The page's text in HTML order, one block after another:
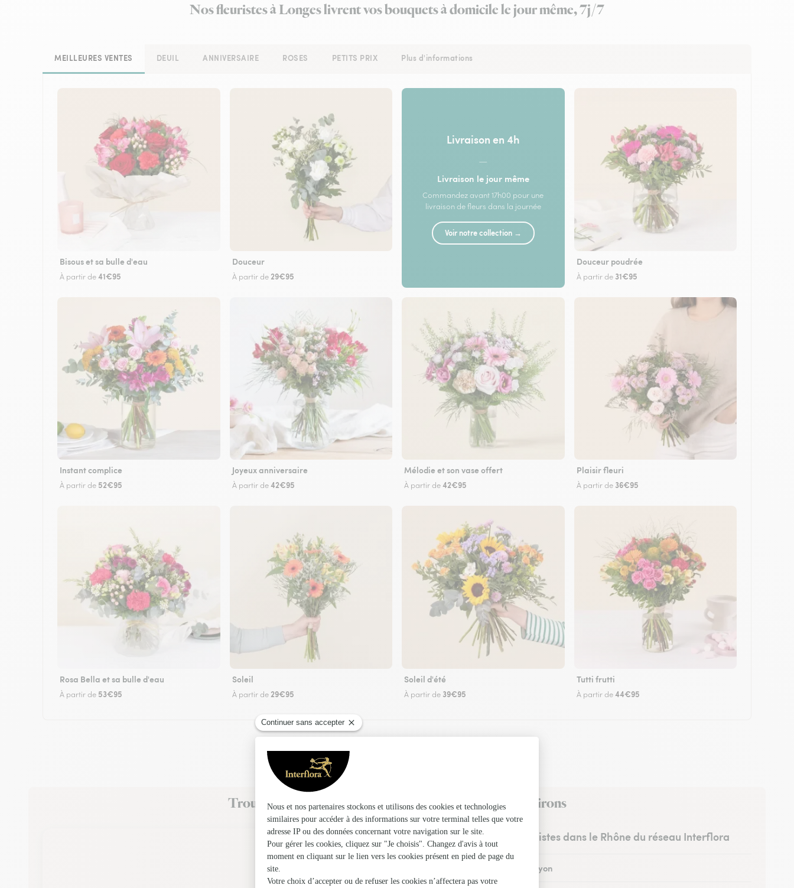
Nos fleuristes à Longes livrent vos bouquets à domicile le jour même, 7j/7
MEILLEURES VENTES DEUIL ANNIVERSAIRE ROSES PETITS PRIX Plus d'informations
Bisous et sa bulle d'eau
À partir de41€95
Douceur
À partir de 29€95
Livraison en 4h
—
Livraison le jour même
Commandez avant 17h00 pour une
livraison de fleurs dans la journée
Voir notre collection →
Douceur poudrée
À partir de 31€95
Instant complice
À partir de 52€95
Joyeux anniversaire
À partir de42€95
Mélodie et son vase offert
À partir de42€95
Plaisir fleuri
À partir de 36€95
Rosa Bella et sa bulle d'eau
À partir de 53€95
Soleil
À partir de 29€95
Soleil d'été
À partir de 39€95
Tutti frutti
À partir de44€95
Trouvez un fleuriste Interflora à Longes et dans ses environs
Les fleuristes dans le Rhône du réseau Interflora
Fleuristes à Lyon